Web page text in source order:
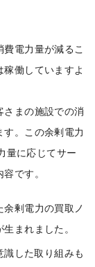
電力量が減るこ
働していますよ
さまの施設での消
。この余剰電力
量に応じてサー
です。
剰電力の買取ノ
まれました。
識した取り組みも